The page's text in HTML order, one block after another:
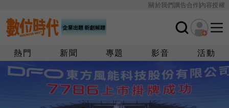
關於我們廣告合作內容授權
熱門 新聞 專題 影音 活動